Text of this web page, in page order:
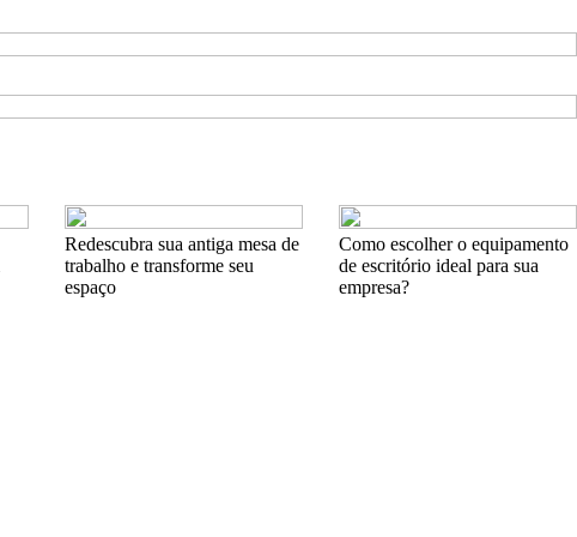
Redescubra sua antiga mesa de
trabalho e transforme seu
espaço
Como escolher o equipamento
de escritório ideal para sua
empresa?